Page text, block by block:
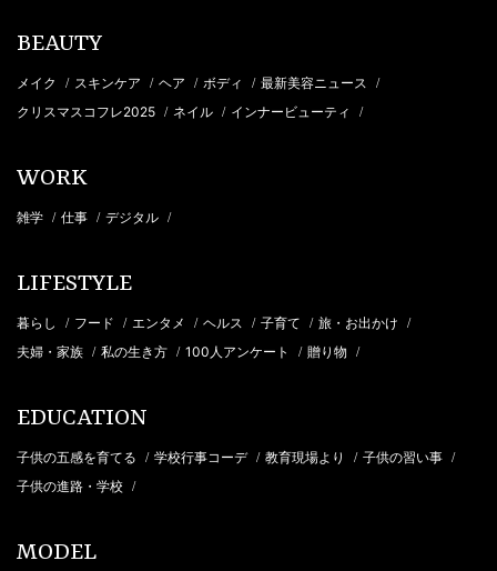
BEAUTY
メイク / スキンケア / ヘア / ボディ / 最新美容ニュース /
クリスマスコフレ2025 / ネイル / インナービューティ /
WORK
雑学 / 仕事 / デジタル /
LIFESTYLE
暮らし / フード / エンタメ / ヘルス / 子育て / 旅・お出かけ /
夫婦・家族 / 私の生き方 / 100人アンケート / 贈り物 /
EDUCATION
子供の五感を育てる / 学校行事コーデ / 教育現場より / 子供の習い事 /
子供の進路・学校 /
MODEL